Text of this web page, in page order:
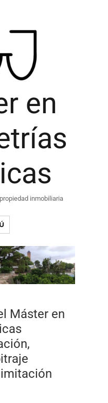
en
inmobiliaria
Máster en